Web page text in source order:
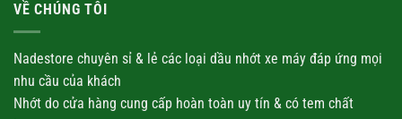
VỀ CHÚNG TÔI
Nadestore chuyên sỉ & lẻ các loại dầu nhớt xe máy đáp ứng mọi
nhu cầu của khách
Nhớt do cửa hàng cung cấp hoàn toàn uy tín & có tem chất